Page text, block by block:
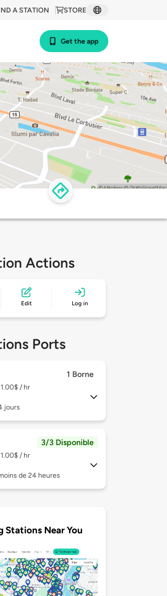
STORE
A STATION
Get the app
Actions
Edit Log in
Ports
1 Borne
/ hr
jours
3/3 Disponible
/ hr
de 24 heures
Stations Near You